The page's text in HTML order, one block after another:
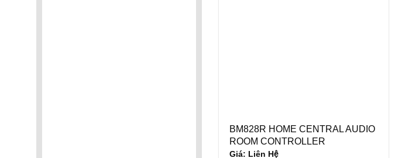
BM828R HOME CENTRAL AUDIO
ROOM CONTROLLER
Giá: Liên Hệ